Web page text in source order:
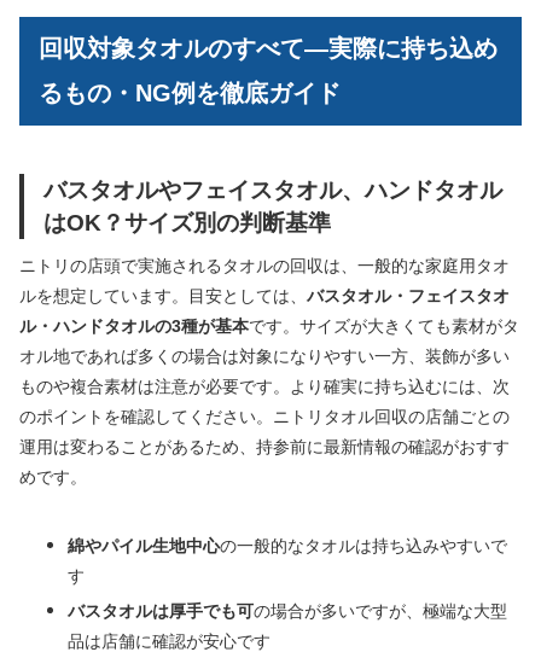
回収対象タオルのすべて―実際に持ち込め
るもの・NG例を徹底ガイド
バスタオルやフェイスタオル、ハンドタオル
はOK？サイズ別の判断基準
ニトリの店頭で実施されるタオルの回収は、一般的な家庭用タオ
ルを想定しています。目安としては、 バスタオル・フェイスタオ
ル・ハンドタオルの3種が基本です。サイズが大きくても素材がタ
オル地であれば多くの場合は対象になりやすい一方、装飾が多い
ものや複合素材は注意が必要です。より確実に持ち込むには、次
のポイントを確認してください。ニトリタオル回収の店舗ごとの
運用は変わることがあるため、持参前に最新情報の確認がおすす
めです。
綿やパイル生地中心の一般的なタオルは持ち込みやすいで
す
バスタオルは厚手でも可の場合が多いですが、極端な大型
品は店舗に確認が安心です